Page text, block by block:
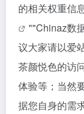
的相关权重信
""Chinaz数
议大家请以爱
茶颜悦色的访
体验等；当然
据您自身的需